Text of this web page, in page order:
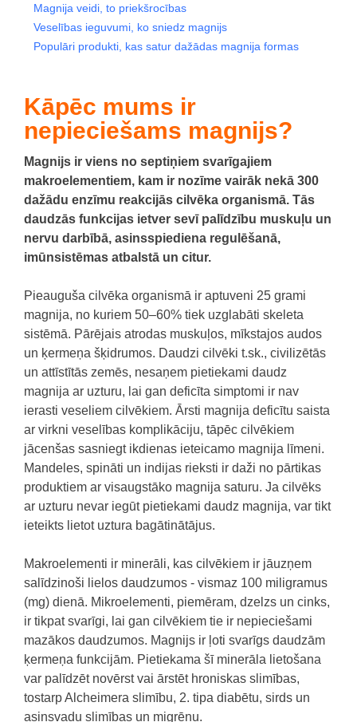
Magnija veidi, to priekšrocības
Veselības ieguvumi, ko sniedz magnijs
Populāri produkti, kas satur dažādas magnija formas
Kāpēc mums ir
nepieciešams magnijs?
Magnijs ir viens no septiņiem svarīgajiem
makroelementiem, kam ir nozīme vairāk nekā 300
dažādu enzīmu reakcijās cilvēka organismā. Tās
daudzās funkcijas ietver sevī palīdzību muskuļu un
nervu darbībā, asinsspiediena regulēšanā,
imūnsistēmas atbalstā un citur.
Pieauguša cilvēka organismā ir aptuveni 25 grami
magnija, no kuriem 50–60% tiek uzglabāti skeleta
sistēmā. Pārējais atrodas muskuļos, mīkstajos audos
un ķermeņa šķidrumos. Daudzi cilvēki t.sk., civilizētās
un attīstītās zemēs, nesaņem pietiekami daudz
magnija ar uzturu, lai gan deficīta simptomi ir nav
ierasti veseliem cilvēkiem. Ārsti magnija deficītu saista
ar virkni veselības komplikāciju, tāpēc cilvēkiem
jācenšas sasniegt ikdienas ieteicamo magnija līmeni.
Mandeles, spināti un indijas rieksti ir daži no pārtikas
produktiem ar visaugstāko magnija saturu. Ja cilvēks
ar uzturu nevar iegūt pietiekami daudz magnija, var tikt
ieteikts lietot uztura bagātinātājus.
Makroelementi ir minerāli, kas cilvēkiem ir jāuzņem
salīdzinoši lielos daudzumos - vismaz 100 miligramus
(mg) dienā. Mikroelementi, piemēram, dzelzs un cinks,
ir tikpat svarīgi, lai gan cilvēkiem tie ir nepieciešami
mazākos daudzumos. Magnijs ir ļoti svarīgs daudzām
ķermeņa funkcijām. Pietiekama šī minerāla lietošana
var palīdzēt novērst vai ārstēt hroniskas slimības,
tostarp Alcheimera slimību, 2. tipa diabētu, sirds un
asinsvadu slimības un migrēnu.